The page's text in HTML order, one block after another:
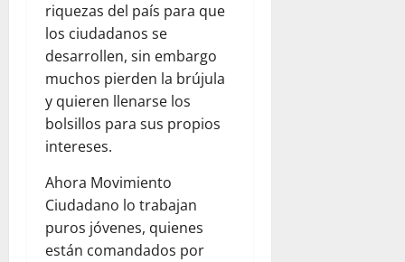
riquezas del país para que
los ciudadanos se
desarrollen, sin embargo
muchos pierden la brújula
y quieren llenarse los
bolsillos para sus propios
intereses.
Ahora Movimiento
Ciudadano lo trabajan
puros jóvenes, quienes
están comandados por